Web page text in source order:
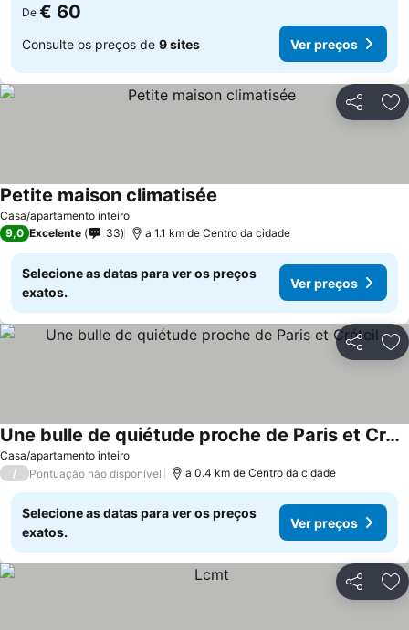
De € 60
Consulte os preços de 9 sites Ver preços
Partilhar
Casa/apartamento inteiro
Petite maison climatisée
9,0 Excelente 33 a 1.1 km de Centro da cidade
Selecione as datas para ver os preços
exatos.
Ver preços
Partilhar
Casa/apartamento inteiro
Une bulle de quiétude proche de Paris et Créteil
Ver preços
/ Pontuação não disponível a 0.4 km de Centro da cidade
Selecione as datas para ver os preços
exatos.
Ver preços
Partilhar